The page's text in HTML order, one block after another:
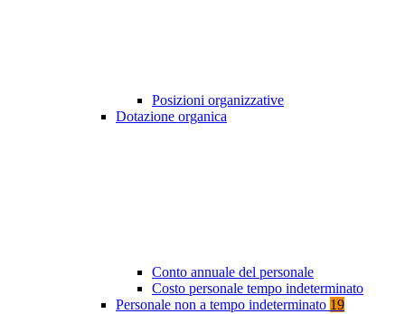
Posizioni organizzative
Dotazione organica
Conto annuale del personale
Costo personale tempo indeterminato
Personale non a tempo indeterminato 19